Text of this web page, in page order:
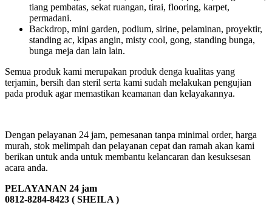
tiang pembatas, sekat ruangan, tirai, flooring, karpet,
permadani.
Backdrop, mini garden, podium, sirine, pelaminan, proyektir,
standing ac, kipas angin, misty cool, gong, standing bunga,
bunga meja dan lain lain.
Semua produk kami merupakan produk denga kualitas yang
terjamin, bersih dan steril serta kami sudah melakukan pengujian
pada produk agar memastikan keamanan dan kelayakannya.
Dengan pelayanan 24 jam, pemesanan tanpa minimal order, harga
murah, stok melimpah dan pelayanan cepat dan ramah akan kami
berikan untuk anda untuk membantu kelancaran dan kesuksesan
acara anda.
PELAYANAN 24 jam
0812-8284-8423 ( SHEILA )